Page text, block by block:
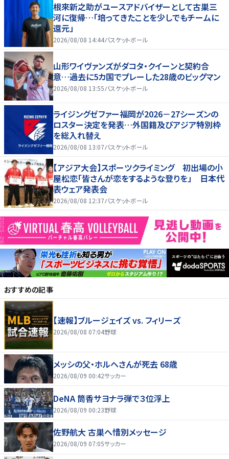
根來新之助がユースアドバイザーとして古巣三
河に復帰…「培ってきたことを少しでもチームに
還元」
2026/08/08 14:44バスケットボール
山形ワイヴァンズがダコタ・クイーンと契約合
意…過去に5カ国でプレーした28歳のビッグマン
2026/08/08 13:55バスケットボール
ライジングゼファー福岡が2026－27シーズンの
ロスター決定を発表…外国籍及びアジア特別枠
を総入れ替え
2026/08/08 13:07バスケットボール
【アジア大会】スポーツクライミング 初出場の小
屋松恋「皆さんが恋をするような登りを」 日本代
表ウェア発表会
2026/08/08 12:37バスケットボール
おすすめの記事
【速報】ブルージェイズ vs. フィリーズ
2026/08/08 07:04野球
メッシの父・ホルヘさんが死去 68歳
2026/08/09 00:42サッカー
DeNA 筒香サヨナラ弾で３位浮上
2026/08/09 00:23野球
佐野航大 古巣へ惜別メッセージ
2026/08/09 07:05サッカー